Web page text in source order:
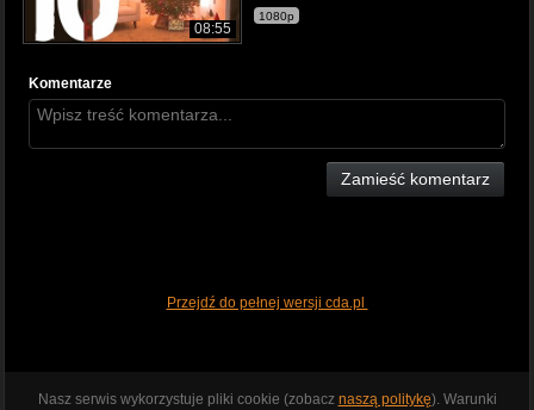
08:55
1080p
Komentarze
Zamieść komentarz
Przejdź do pełnej wersji cda.pl
Nasz serwis wykorzystuje pliki cookie (zobacz naszą politykę). Warunki